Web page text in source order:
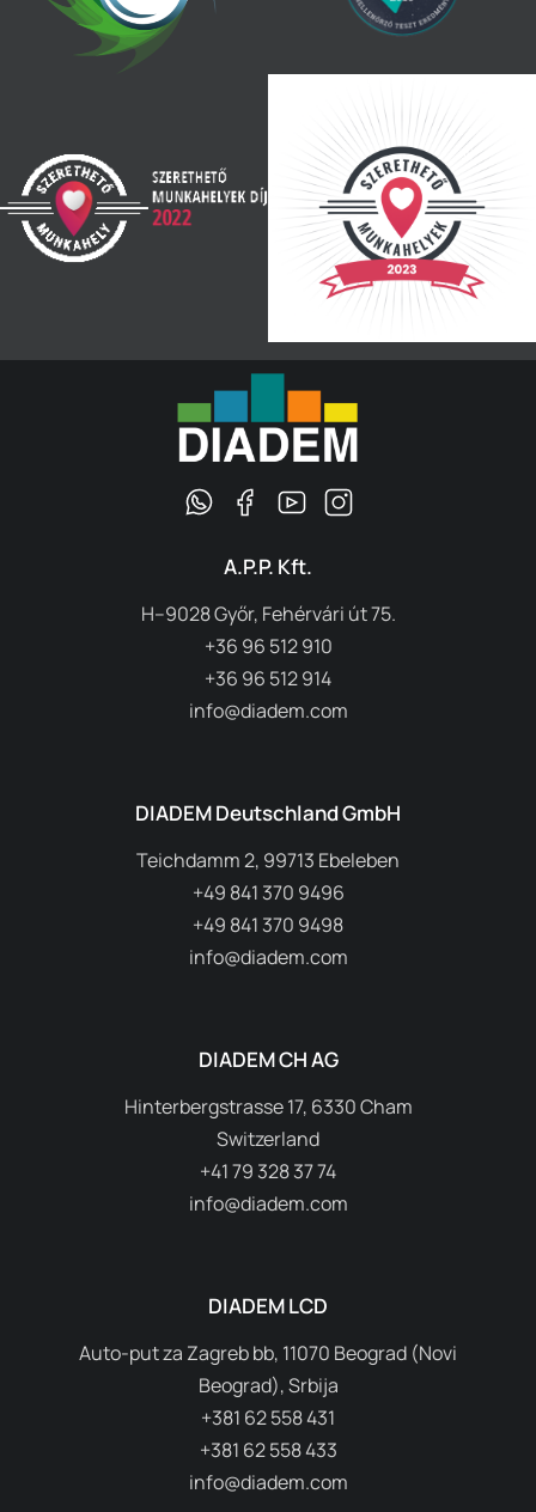
A.P.P. Kft.
H–9028 Győr, Fehérvári út 75.
+36 96 512 910
+36 96 512 914
info@diadem.com
DIADEM Deutschland GmbH
Teichdamm 2, 99713 Ebeleben
+49 841 370 9496
+49 841 370 9498
info@diadem.com
DIADEM CH AG
Hinterbergstrasse 17, 6330 Cham
Switzerland
+41 79 328 37 74
info@diadem.com
DIADEM LCD
Auto-put za Zagreb bb, 11070 Beograd (Novi
Beograd), Srbija
+381 62 558 431
+381 62 558 433
info@diadem.com